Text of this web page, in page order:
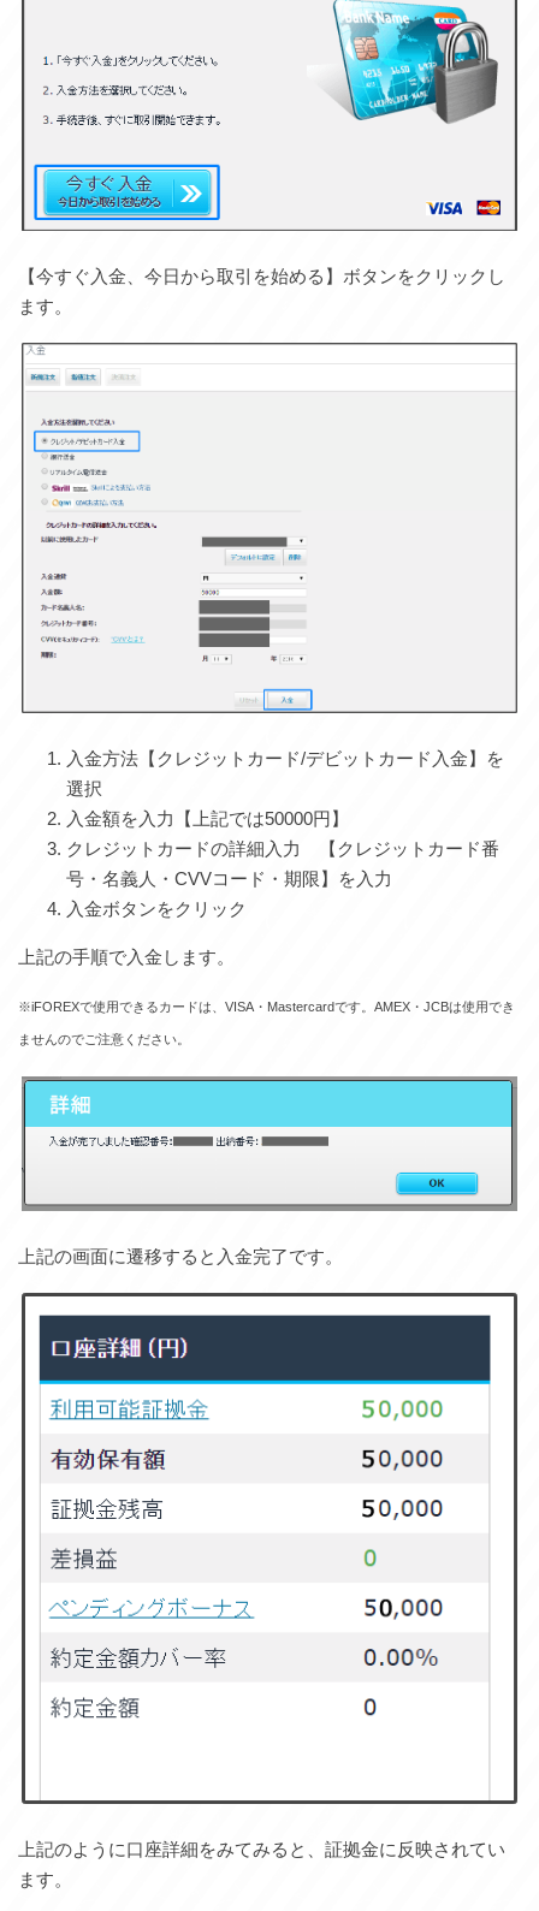
【今すぐ入金、今日から取引を始める】ボタンをクリックし
ます。
入金方法【クレジットカード/デビットカード入金】を
選択
入金額を入力【上記では50000円】
クレジットカードの詳細入力 【クレジットカード番
号・名義人・CVVコード・期限】を入力
入金ボタンをクリック
上記の手順で入金します。
※iFOREXで使用できるカードは、VISA・Mastercardです。AMEX・JCBは使用でき
ませんのでご注意ください。
上記の画面に遷移すると入金完了です。
上記のように口座詳細をみてみると、証拠金に反映されてい
ます。